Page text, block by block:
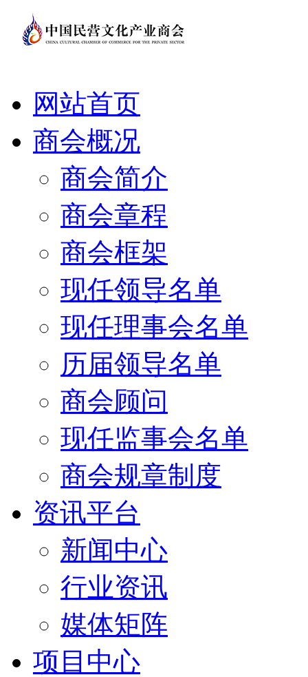
网站首页
商会概况
商会简介
商会章程
商会框架
现任领导名单
现任理事会名单
历届领导名单
商会顾问
现任监事会名单
商会规章制度
资讯平台
新闻中心
行业资讯
媒体矩阵
项目中心